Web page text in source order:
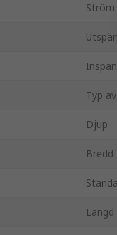
Ström
Typ
Djup
Bredd
Längd